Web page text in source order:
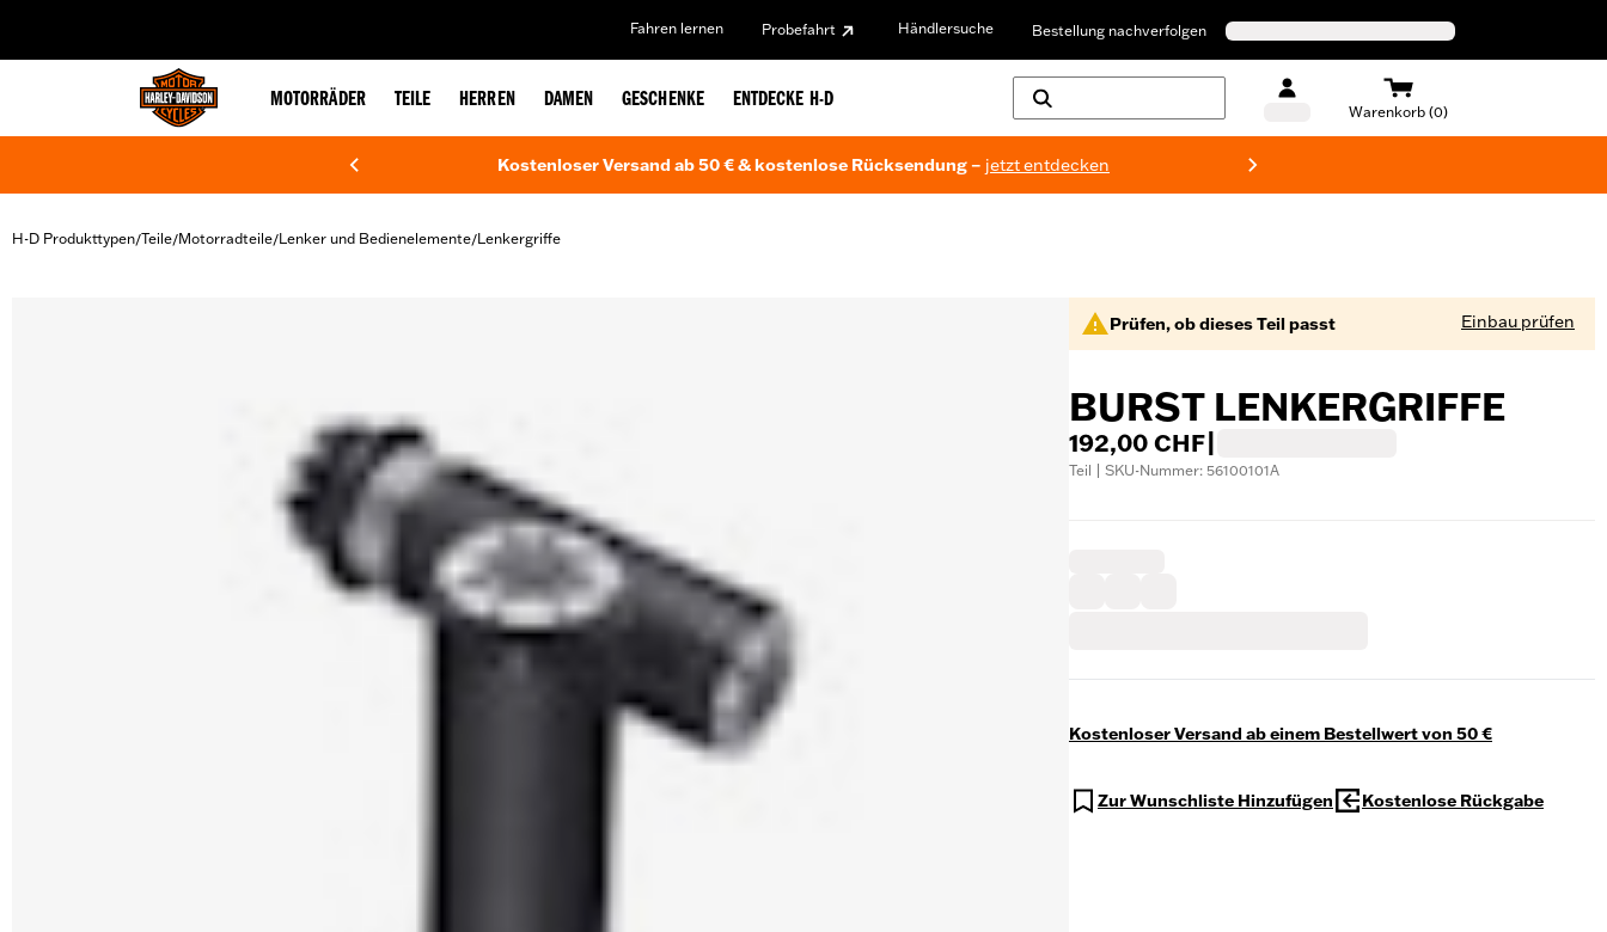
Fahren lernen Probefahrt Händlersuche Bestellung nachverfolgen
MOTORRÄDER TEILE HERREN DAMEN GESCHENKE ENTDECKE H-D
Warenkorb (0)
Kostenloser Versand ab 50 € & kostenlose Rücksendung – jetzt entdecken
H-D Produkttypen/Teile/Motorradteile/Lenker und Bedienelemente/Lenkergriffe
Prüfen, ob dieses Teil passt Einbau prüfen
BURST LENKERGRIFFE
192,00 CHF
Teil | SKU-Nummer: 56100101A
Kostenloser Versand ab einem Bestellwert von 50 €
Zur Wunschliste Hinzufügen Kostenlose Rückgabe